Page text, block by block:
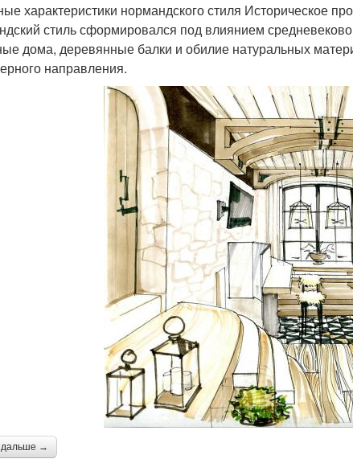
характеристики нормандского стиля Историческое
стиль сформировался под влиянием
дома, деревянные балки и обилие натуральных
направления.
дальше →